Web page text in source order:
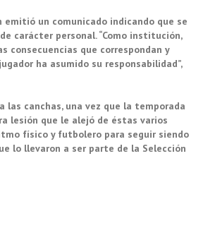
un comunicado indicando que se
carácter personal. “Como institución,
consecuencias que correspondan y
ha asumido su responsabilidad”,
las canchas, una vez que la temporada
lesión que le alejó de éstas varios
físico y futbolero para seguir siendo
lo llevaron a ser parte de la Selección